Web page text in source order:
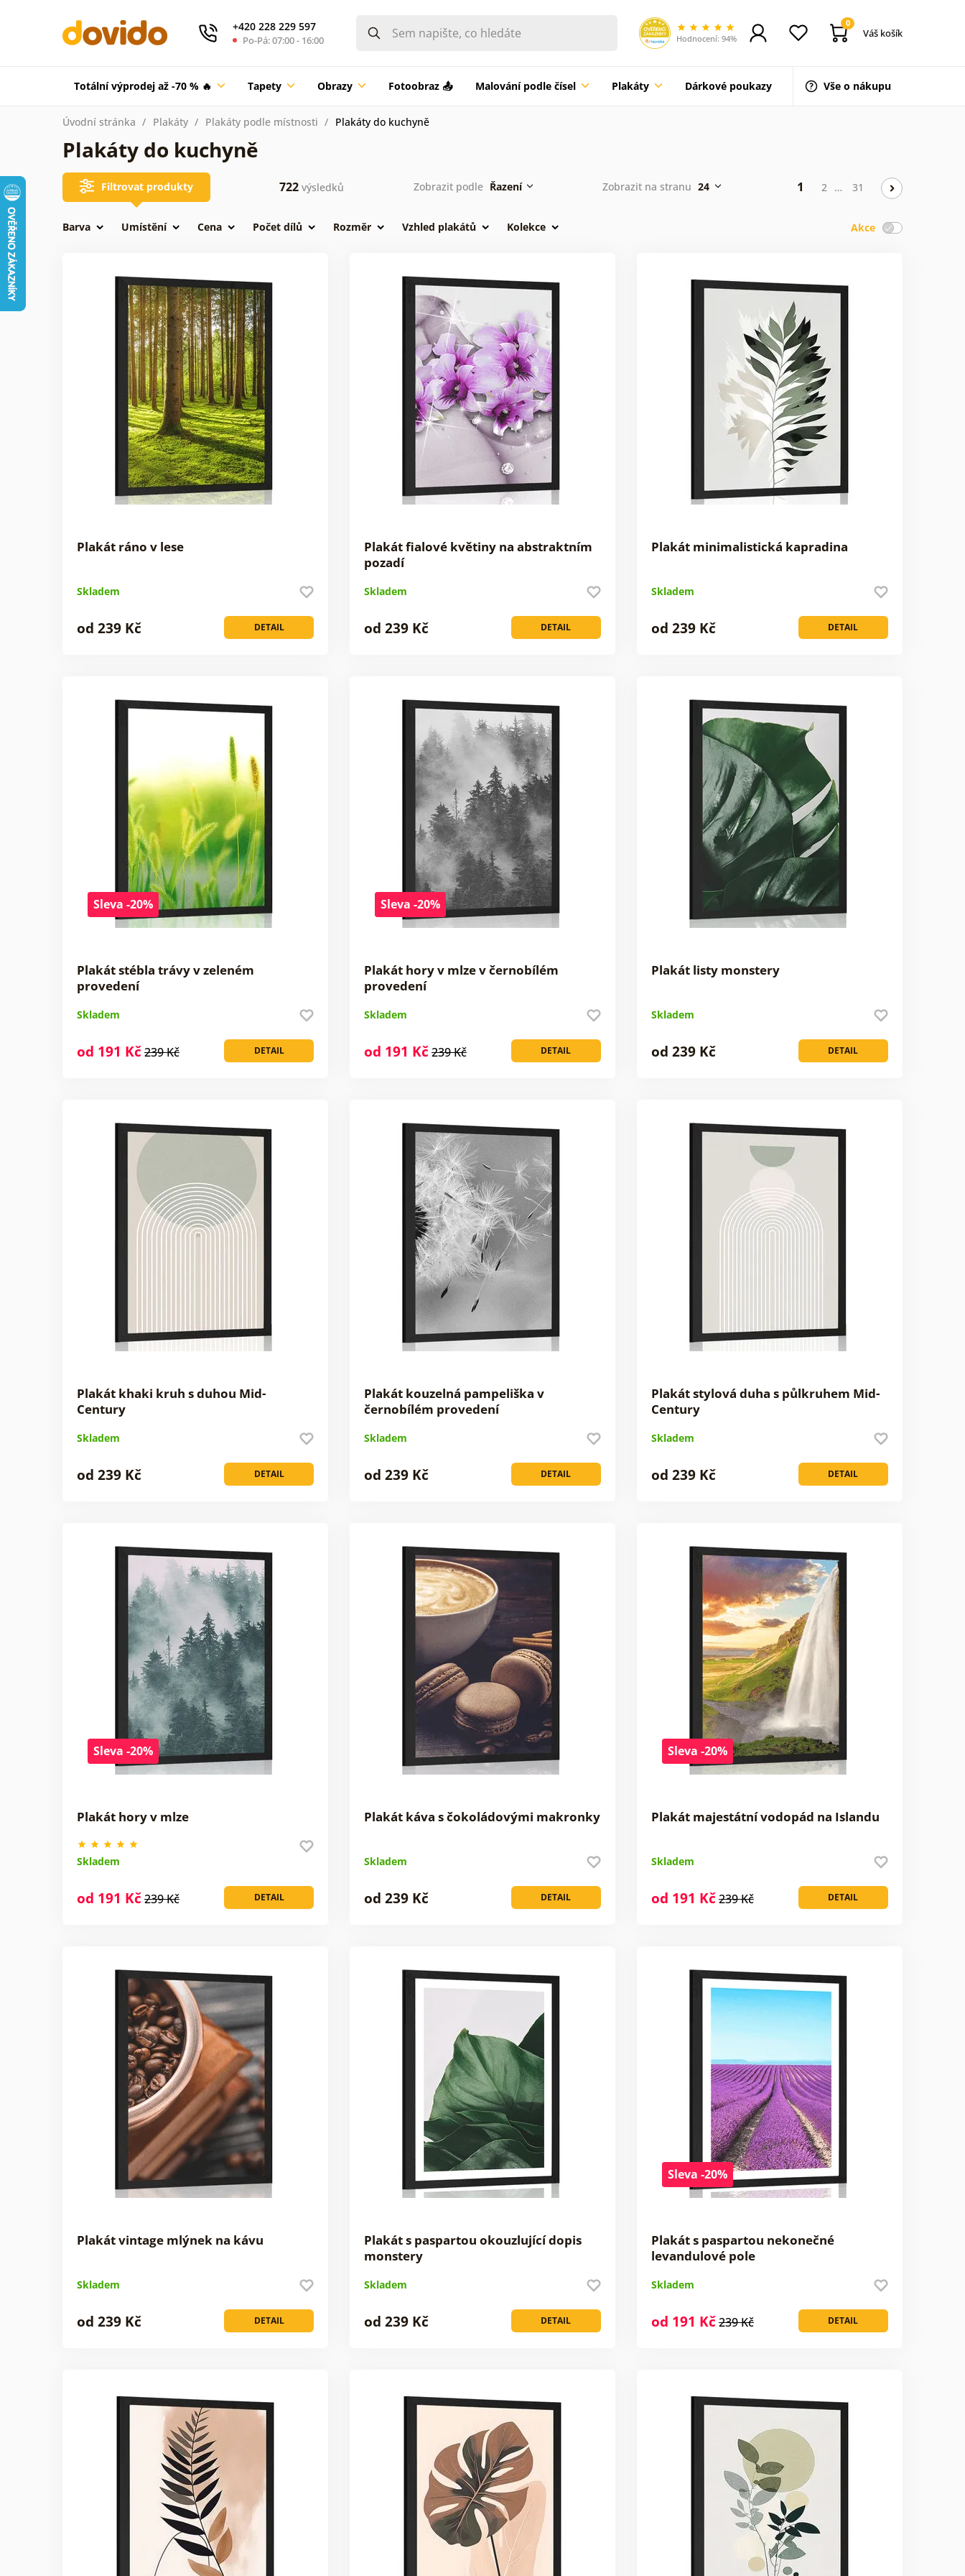
+420 228 229 597
Po-Pá: 07:00 - 16:00 Hodnocení: 94%
0
Váš košík
Totální výprodej až -70 % 🔥 Tapety Obrazy Fotoobraz 📤 Malování podle čísel Plakáty Dárkové poukazy Vše o nákupu
Úvodní stránka Plakáty Plakáty podle místnosti Plakáty do kuchyně
Plakáty do kuchyně
Filtrovat produkty 722 výsledků Zobrazit podle Řazení Zobrazit na stranu 24 1 2 … 31
Akce
Barva Umístění Cena Počet dílů Rozměr Vzhled plakátů Kolekce
Plakát ráno v lese
Skladem
DETAIL
od 239 Kč
Plakát fialové květiny na abstraktním
pozadí
Skladem
DETAIL
od 239 Kč
Plakát minimalistická kapradina
Skladem
DETAIL
od 239 Kč
Sleva -20%
Plakát stébla trávy v zeleném
provedení
Skladem
DETAIL
od 191 Kč239 Kč
Sleva -20%
Plakát hory v mlze v černobílém
provedení
Skladem
DETAIL
od 191 Kč239 Kč
Plakát listy monstery
Skladem
DETAIL
od 239 Kč
Plakát khaki kruh s duhou Mid-
Century
Skladem
DETAIL
od 239 Kč
Plakát kouzelná pampeliška v
černobílém provedení
Skladem
DETAIL
od 239 Kč
Plakát stylová duha s půlkruhem Mid-
Century
Skladem
DETAIL
od 239 Kč
Sleva -20%
Plakát hory v mlze
Skladem
DETAIL
od 191 Kč239 Kč
Plakát káva s čokoládovými makronky
Skladem
DETAIL
od 239 Kč
Sleva -20%
Plakát majestátní vodopád na Islandu
Skladem
DETAIL
od 191 Kč239 Kč
Plakát vintage mlýnek na kávu
Skladem
DETAIL
od 239 Kč
Plakát s paspartou okouzlující dopis
monstery
Skladem
DETAIL
od 239 Kč
Sleva -20%
Plakát s paspartou nekonečné
levandulové pole
Skladem
DETAIL
od 191 Kč239 Kč